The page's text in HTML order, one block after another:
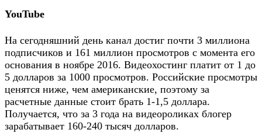
YouTube
На сегодняшний день канал достиг почти 3 миллиона
подписчиков и 161 миллион просмотров с момента его
основания в ноябре 2016. Видеохостинг платит от 1 до
5 долларов за 1000 просмотров. Российские просмотры
ценятся ниже, чем американские, поэтому за
расчетные данные стоит брать 1-1,5 доллара.
Получается, что за 3 года на видеороликах блогер
зарабатывает 160-240 тысяч долларов.